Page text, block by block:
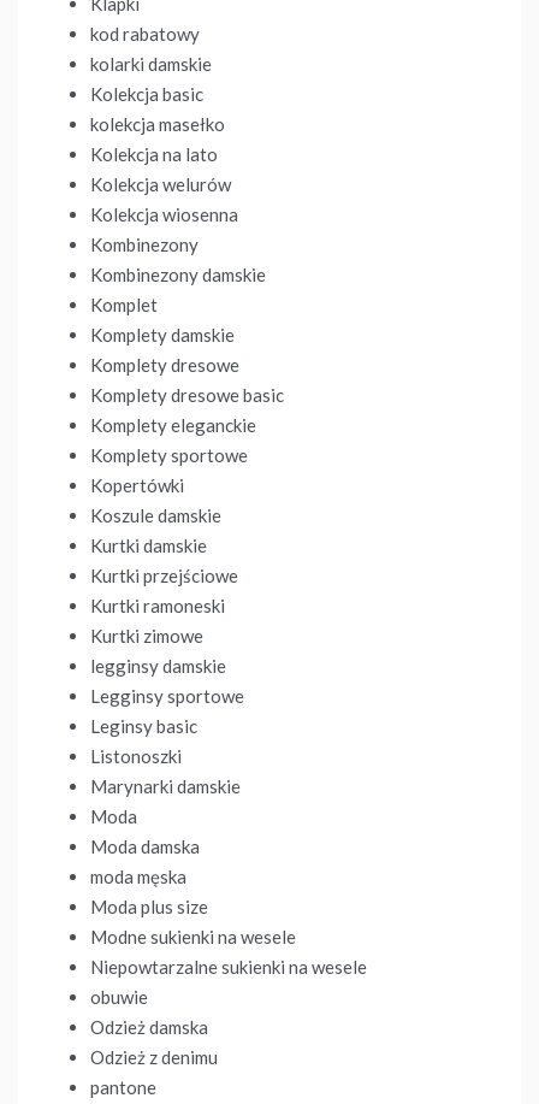
kod rabatowy
kolarki damskie
Kolekcja basic
kolekcja masełko
Kolekcja na lato
Kolekcja welurów
Kolekcja wiosenna
Kombinezony
Kombinezony damskie
Komplet
Komplety damskie
Komplety dresowe
Komplety dresowe basic
Komplety eleganckie
Komplety sportowe
Kopertówki
Koszule damskie
Kurtki damskie
Kurtki przejściowe
Kurtki ramoneski
Kurtki zimowe
legginsy damskie
Legginsy sportowe
Leginsy basic
Listonoszki
Marynarki damskie
Moda
Moda damska
moda męska
Moda plus size
Modne sukienki na wesele
Niepowtarzalne sukienki na wesele
obuwie
Odzież damska
Odzież z denimu
pantone